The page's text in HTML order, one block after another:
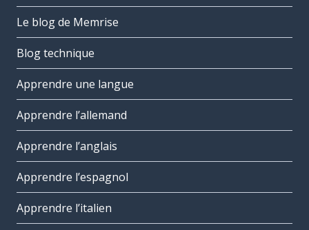
Le blog de Memrise
Blog technique
Apprendre une langue
Apprendre l’allemand
Apprendre l’anglais
Apprendre l’espagnol
Apprendre l’italien